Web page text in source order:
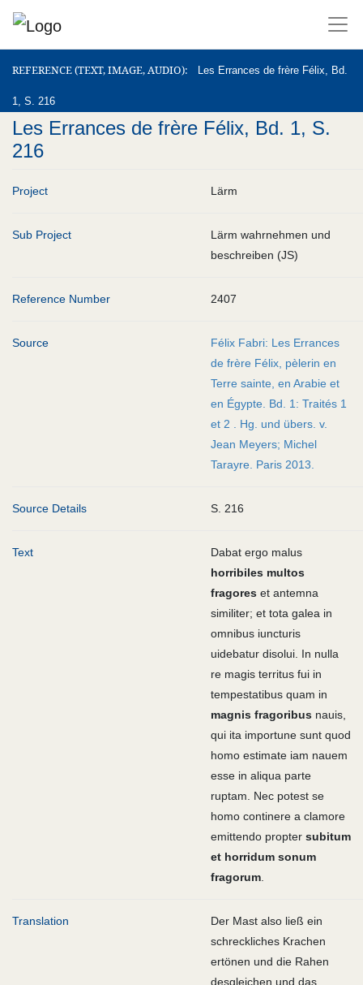
REFERENCE (TEXT, IMAGE, AUDIO) Les Errances de frère Félix, Bd.
1, S. 216
REFERENCE (TEXT, IMAGE, AUDIO)
Les Errances de frère Félix, Bd. 1, S.
216
Project Lärm
Sub Project
Lärm wahrnehmen und
beschreiben (JS)
Reference Number 2407
Source
Félix Fabri: Les Errances
de frère Félix, pèlerin en
Terre sainte, en Arabie et
en Égypte. Bd. 1: Traités 1
et 2 . Hg. und übers. v.
Jean Meyers; Michel
Tarayre. Paris 2013.
Source Details S. 216
Text
Dabat ergo malus
horribiles multos
fragores et antemna
similiter; et tota galea in
omnibus iuncturis
uidebatur disolui. In nulla
re magis territus fui in
tempestatibus quam in
magnis fragoribus nauis,
qui ita importune sunt quod
homo estimate iam nauem
esse in aliqua parte
ruptam. Nec potest se
homo continere a clamore
emittendo propter subitum
et horridum sonum
fragorum
Translation
Der Mast also ließ ein
schreckliches Krachen
ertönen und die Rahen
desgleichen und das